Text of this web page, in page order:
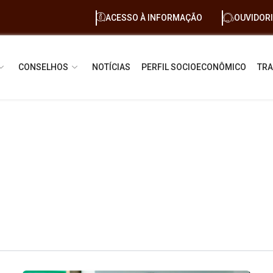
ACESSO À INFORMAÇÃO
CONSELHOS NOTÍCIAS PERFIL SOCIOECONÔMICO